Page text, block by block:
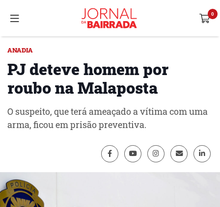
ANADIA
PJ deteve homem por
roubo na Malaposta
O suspeito, que terá ameaçado a vítima com uma
arma, ficou em prisão preventiva.